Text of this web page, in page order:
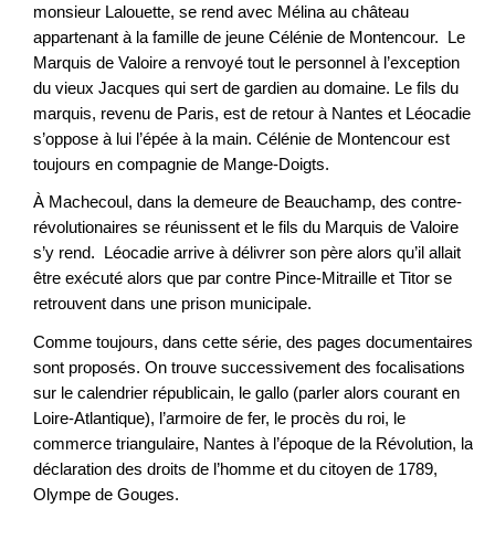
monsieur Lalouette, se rend avec Mélina au château
appartenant à la famille de jeune Célénie de Montencour. Le
Marquis de Valoire a renvoyé tout le personnel à l’exception
du vieux Jacques qui sert de gardien au domaine. Le fils du
marquis, revenu de Paris, est de retour à Nantes et Léocadie
s’oppose à lui l’épée à la main. Célénie de Montencour est
toujours en compagnie de Mange-Doigts.
À Machecoul, dans la demeure de Beauchamp, des contre-
révolutionaires se réunissent et le fils du Marquis de Valoire
s’y rend. Léocadie arrive à délivrer son père alors qu’il allait
être exécuté alors que par contre Pince-Mitraille et Titor se
retrouvent dans une prison municipale.
Comme toujours, dans cette série, des pages documentaires
sont proposés. On trouve successivement des focalisations
sur le calendrier républicain, le gallo (parler alors courant en
Loire-Atlantique), l’armoire de fer, le procès du roi, le
commerce triangulaire, Nantes à l’époque de la Révolution, la
déclaration des droits de l’homme et du citoyen de 1789,
Olympe de Gouges.